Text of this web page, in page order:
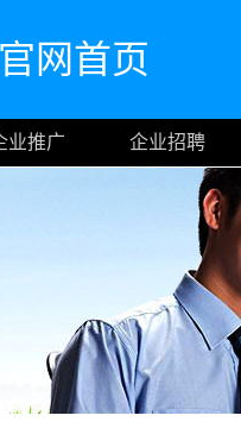
网首页
业推广 企业招聘